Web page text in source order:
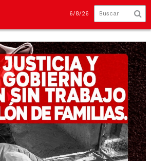
6/8/26